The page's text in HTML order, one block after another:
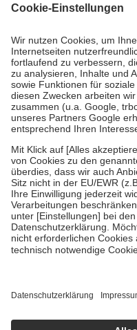
Grundsätzlich leisten
höchstens zehn Euro.
Es
Kosten der Leistung zu
Diese Regeln gelten
Bei Heilmitteln und
Zuzahlung zehn Prozent der
Verordnung.
Um das Engagement der
stärken und die besondere
fallenkeine Zuzahlungenan
• Kindern und Jugendlichen
mit Ausnahme der
• Untersuchungen zur
GKV getragen werden
• empfohlenen
• Harn- und Blutteststreifen
getroffen, um sicherzustellen,
https://help.etrusted.com/